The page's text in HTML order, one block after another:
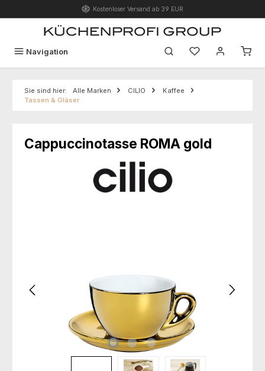
Zum Hauptinhalt springenKostenloser Versand ab 39 EUR
Navigation Du hast 0
Sie sind hier: Alle Marken CILIO
Kaffee
Tassen & Gläser
Cappuccinotasse ROMA gold